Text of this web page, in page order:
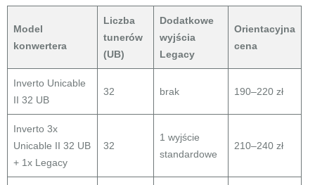
Model
konwertera
Liczba
tunerów
(UB)
Dodatkowe
wyjścia
Legacy
Orientacyjna
cena
Inverto Unicable
II 32 UB
32 brak 190–220 zł
Inverto 3x
Unicable II 32 UB
+ 1x Legacy
32
1 wyjście
standardowe
210–240 zł